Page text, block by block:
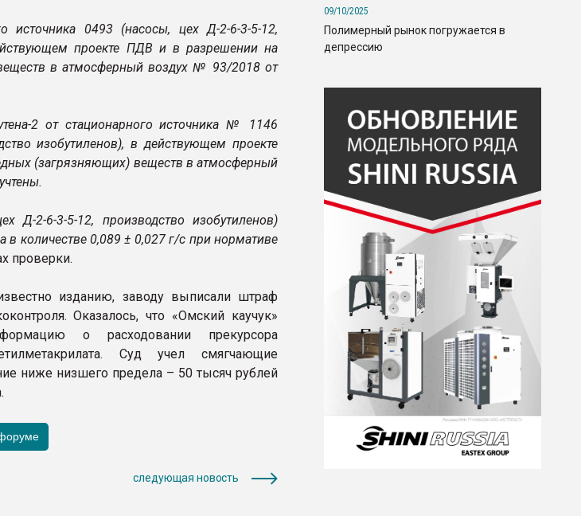
источника 0493 (насосы, цех Д-2-6-3-5-12,
проекте ПДВ и в разрешении на
в атмосферный воздух № 93/2018 от
2 от стационарного источника № 1146
изобутиленов), в действующем проекте
(загрязняющих) веществ в атмосферный
2-6-3-5-12, производство изобутиленов)
количестве 0,089 ± 0,027 г/с при нормативе
проверки.
изданию, заводу выписали штраф
Оказалось, что «Омский каучук»
о расходовании прекурсора
Суд учел смягчающие
ниже низшего предела – 50 тысяч рублей
следующая новость
09/10/2025
Полимерный рынок погружается в
депрессию